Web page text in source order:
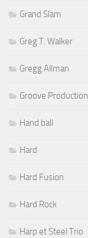
Grand Slam
Greg T. Walker
Gregg Allman
Groove Production
Hand ball
Hard
Hard Fusion
Hard Rock
Harp et Steel Trio